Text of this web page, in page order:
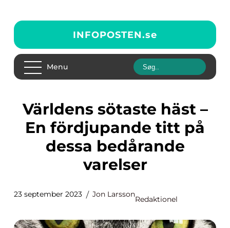
INFOPOSTEN.se
Menu
Världens sötaste häst –
En fördjupande titt på
dessa bedårande
varelser
23 september 2023 Jon Larsson
Redaktionel